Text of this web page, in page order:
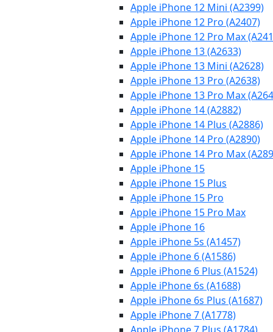
Apple iPhone 12 Mini (A2399)
Apple iPhone 12 Pro (A2407)
Apple iPhone 12 Pro Max
Apple iPhone 13 (A2633)
Apple iPhone 13 Mini (A2628)
Apple iPhone 13 Pro (A2638)
Apple iPhone 13 Pro Max
Apple iPhone 14 (A2882)
Apple iPhone 14 Plus (A2886)
Apple iPhone 14 Pro (A2890)
Apple iPhone 14 Pro Max
Apple iPhone 15
Apple iPhone 15 Plus
Apple iPhone 15 Pro
Apple iPhone 15 Pro Max
Apple iPhone 16
Apple iPhone 5s (A1457)
Apple iPhone 6 (A1586)
Apple iPhone 6 Plus (A1524)
Apple iPhone 6s (A1688)
Apple iPhone 6s Plus (A1687)
Apple iPhone 7 (A1778)